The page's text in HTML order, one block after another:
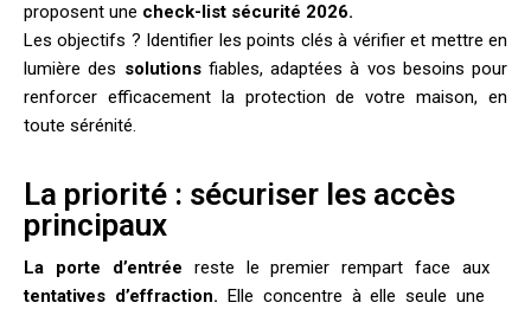
proposent une check-list sécurité 2026.
Les objectifs ? Identifier les points clés à vérifier et mettre en
lumière des solutions fiables, adaptées à vos besoins pour
renforcer efficacement la protection de votre maison, en
toute sérénité.
La priorité : sécuriser les accès
principaux
La porte d’entrée reste le premier rempart face aux
tentatives d’effraction.
Elle concentre à elle seule une